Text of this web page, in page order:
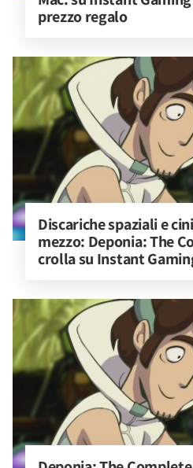
prezzo regalo
Discariche spaziali e
mezzo: Deponia: The
crolla su Instant